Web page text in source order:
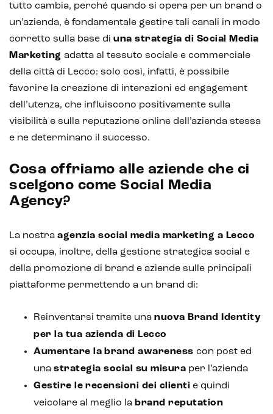
tutto cambia, perché quando si opera per un brand o
un’azienda, è fondamentale gestire tali canali in modo
corretto sulla base di una strategia di Social Media
Marketing adatta al tessuto sociale e commerciale
della città di Lecco: solo così, infatti, è possibile
favorire la creazione di interazioni ed engagement
dell’utenza, che influiscono positivamente sulla
visibilità e sulla reputazione online dell’azienda stessa
e ne determinano il successo.
Cosa offriamo alle aziende che ci
scelgono come Social Media
Agency?
La nostra agenzia social media marketing a Lecco
si occupa, inoltre, della gestione strategica social e
della promozione di brand e aziende sulle principali
piattaforme permettendo a un brand di:
Reinventarsi tramite una nuova Brand Identity
per la tua azienda di Lecco
Aumentare la brand awareness con post ed
una strategia social su misura per l’azienda
Gestire le recensioni dei clienti e quindi
veicolare al meglio la brand reputation